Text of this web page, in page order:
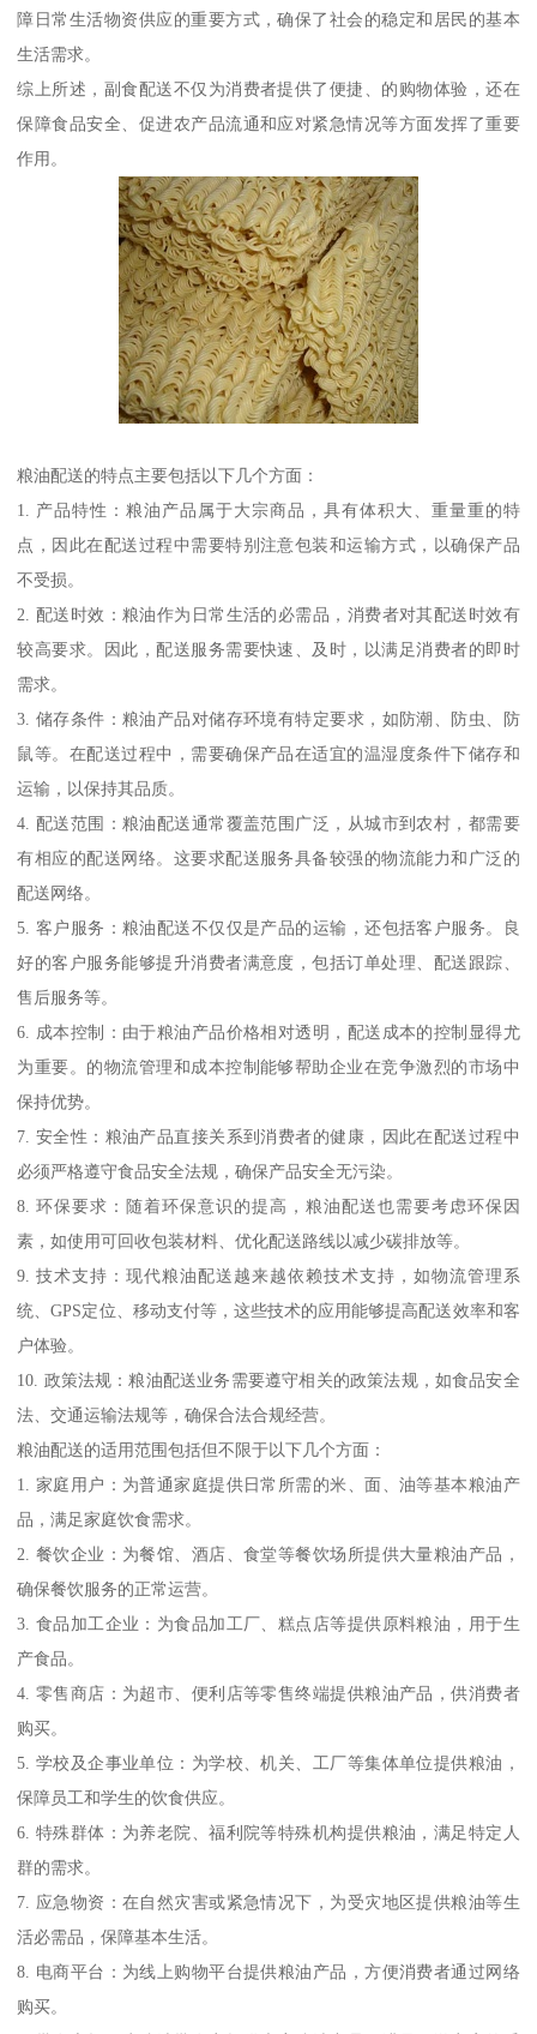
障日常生活物资供应的重要方式，确保了社会的稳定和居民的基本
生活需求。
综上所述，副食配送不仅为消费者提供了便捷、的购物体验，还在
保障食品安全、促进农产品流通和应对紧急情况等方面发挥了重要
作用。
粮油配送的特点主要包括以下几个方面：
1. 产品特性：粮油产品属于大宗商品，具有体积大、重量重的特
点，因此在配送过程中需要特别注意包装和运输方式，以确保产品
不受损。
2. 配送时效：粮油作为日常生活的必需品，消费者对其配送时效有
较高要求。因此，配送服务需要快速、及时，以满足消费者的即时
需求。
3. 储存条件：粮油产品对储存环境有特定要求，如防潮、防虫、防
鼠等。在配送过程中，需要确保产品在适宜的温湿度条件下储存和
运输，以保持其品质。
4. 配送范围：粮油配送通常覆盖范围广泛，从城市到农村，都需要
有相应的配送网络。这要求配送服务具备较强的物流能力和广泛的
配送网络。
5. 客户服务：粮油配送不仅仅是产品的运输，还包括客户服务。良
好的客户服务能够提升消费者满意度，包括订单处理、配送跟踪、
售后服务等。
6. 成本控制：由于粮油产品价格相对透明，配送成本的控制显得尤
为重要。的物流管理和成本控制能够帮助企业在竞争激烈的市场中
保持优势。
7. 安全性：粮油产品直接关系到消费者的健康，因此在配送过程中
必须严格遵守食品安全法规，确保产品安全无污染。
8. 环保要求：随着环保意识的提高，粮油配送也需要考虑环保因
素，如使用可回收包装材料、优化配送路线以减少碳排放等。
9. 技术支持：现代粮油配送越来越依赖技术支持，如物流管理系
统、GPS定位、移动支付等，这些技术的应用能够提高配送效率和客
户体验。
10. 政策法规：粮油配送业务需要遵守相关的政策法规，如食品安全
法、交通运输法规等，确保合法合规经营。
粮油配送的适用范围包括但不限于以下几个方面：
1. 家庭用户：为普通家庭提供日常所需的米、面、油等基本粮油产
品，满足家庭饮食需求。
2. 餐饮企业：为餐馆、酒店、食堂等餐饮场所提供大量粮油产品，
确保餐饮服务的正常运营。
3. 食品加工企业：为食品加工厂、糕点店等提供原料粮油，用于生
产食品。
4. 零售商店：为超市、便利店等零售终端提供粮油产品，供消费者
购买。
5. 学校及企事业单位：为学校、机关、工厂等集体单位提供粮油，
保障员工和学生的饮食供应。
6. 特殊群体：为养老院、福利院等特殊机构提供粮油，满足特定人
群的需求。
7. 应急物资：在自然灾害或紧急情况下，为受灾地区提供粮油等生
活必需品，保障基本生活。
8. 电商平台：为线上购物平台提供粮油产品，方便消费者通过网络
购买。